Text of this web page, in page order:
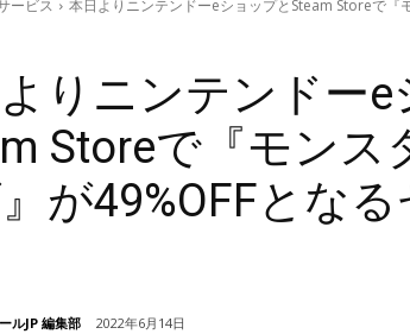
ービス 本日よりニンテンドーeショップとSteam Storeで
りニンテンドーe
Storeで『モンス
が49%OFFとな
ルJP 編集部 2022年6月14日